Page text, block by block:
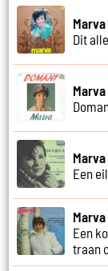
Marva
Dit
Marva
Marva
Een
Marva
Een
traan